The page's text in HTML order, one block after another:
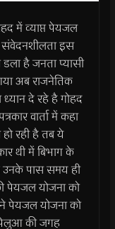
में व्याप्त पेयजल
इस
है जनता प्यासी
अब राजनेतिक
ध्यान दे रहे है गोहद
वार्ता में कहा
रही है तब ये
थी में बिभाग के
उनके पास समय ही
पेयजल योजना को
पेयजल योजना को
की जगह